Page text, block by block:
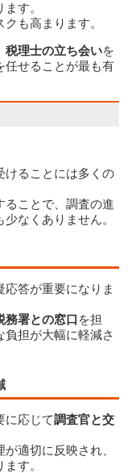
ます。
も高まります。
税理士の立ち会いを
任せることが最も有
けることには多くの
ることで、調査の進
なくありません。
答が重要になりま
務署との窓口 を担
担が大幅に軽減さ
に応じて調査官と交
適切に反映され、
す。